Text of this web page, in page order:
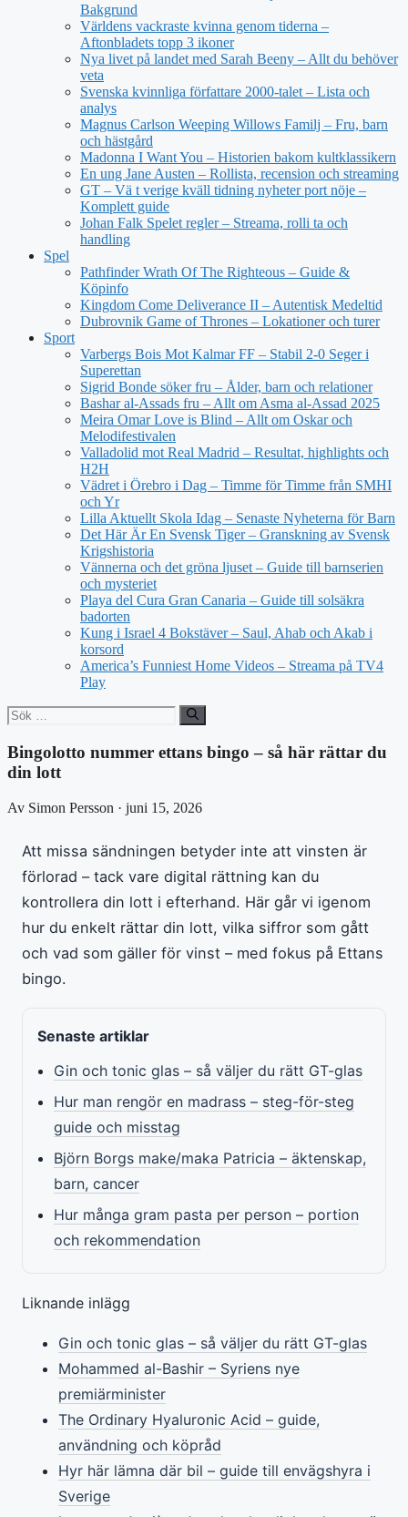
Bakgrund
Världens vackraste kvinna genom tiderna –
Aftonbladets topp 3 ikoner
Nya livet på landet med Sarah Beeny – Allt du behöver
veta
Svenska kvinnliga författare 2000-talet – Lista och
analys
Magnus Carlson Weeping Willows Familj – Fru, barn
och hästgård
Madonna I Want You – Historien bakom kultklassikern
En ung Jane Austen – Rollista, recension och streaming
GT – Vä t verige kväll tidning nyheter port nöje –
Komplett guide
Johan Falk Spelet regler – Streama, rolli ta och
handling
Spel
Pathfinder Wrath Of The Righteous – Guide &
Köpinfo
Kingdom Come Deliverance II – Autentisk Medeltid
Dubrovnik Game of Thrones – Lokationer och turer
Sport
Varbergs Bois Mot Kalmar FF – Stabil 2-0 Seger i
Superettan
Sigrid Bonde söker fru – Ålder, barn och relationer
Bashar al-Assads fru – Allt om Asma al-Assad 2025
Meira Omar Love is Blind – Allt om Oskar och
Melodifestivalen
Valladolid mot Real Madrid – Resultat, highlights och
H2H
Vädret i Örebro i Dag – Timme för Timme från SMHI
och Yr
Lilla Aktuellt Skola Idag – Senaste Nyheterna för Barn
Det Här Är En Svensk Tiger – Granskning av Svensk
Krigshistoria
Vännerna och det gröna ljuset – Guide till barnserien
och mysteriet
Playa del Cura Gran Canaria – Guide till solsäkra
badorten
Kung i Israel 4 Bokstäver – Saul, Ahab och Akab i
korsord
America’s Funniest Home Videos – Streama på TV4
Play
Sök
efter:
Bingolotto nummer ettans bingo – så här rättar du
din lott
Av Simon Persson · juni 15, 2026
Att missa sändningen betyder inte att vinsten är
förlorad – tack vare digital rättning kan du
kontrollera din lott i efterhand. Här går vi igenom
hur du enkelt rättar din lott, vilka siffror som gått
och vad som gäller för vinst – med fokus på Ettans
bingo.
Senaste artiklar
Gin och tonic glas – så väljer du rätt GT-glas
Hur man rengör en madrass – steg-för-steg
guide och misstag
Björn Borgs make/maka Patricia – äktenskap,
barn, cancer
Hur många gram pasta per person – portion
och rekommendation
Liknande inlägg
Gin och tonic glas – så väljer du rätt GT-glas
Mohammed al-Bashir – Syriens nye
premiärminister
The Ordinary Hyaluronic Acid – guide,
användning och köpråd
Hyr här lämna där bil – guide till envägshyra i
Sverige